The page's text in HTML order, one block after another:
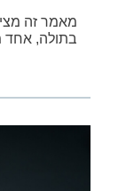
מאמר זה
בתולה, אחד מ-12 המזלות